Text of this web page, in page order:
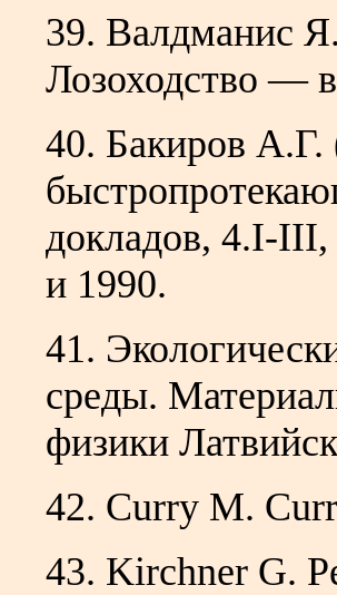
39. Валдманис
Лозоходство —
40. Бакиров А.Г.
докладов, 4.I-III,
и 1990.
41.
среды.
физики
42. Curry М.
43. Kirchner G.